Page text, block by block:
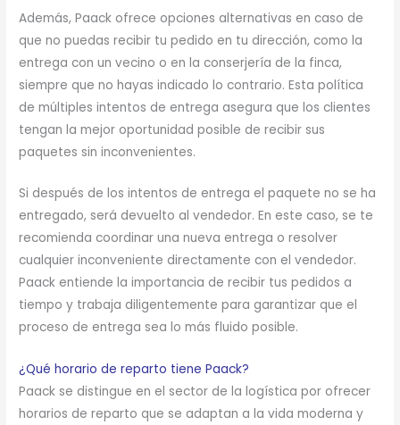
Además, Paack ofrece opciones alternativas en caso de
que no puedas recibir tu pedido en tu dirección, como la
entrega con un vecino o en la conserjería de la finca,
siempre que no hayas indicado lo contrario. Esta política
de múltiples intentos de entrega asegura que los clientes
tengan la mejor oportunidad posible de recibir sus
paquetes sin inconvenientes.
Si después de los intentos de entrega el paquete no se ha
entregado, será devuelto al vendedor. En este caso, se te
recomienda coordinar una nueva entrega o resolver
cualquier inconveniente directamente con el vendedor.
Paack entiende la importancia de recibir tus pedidos a
tiempo y trabaja diligentemente para garantizar que el
proceso de entrega sea lo más fluido posible.
¿Qué horario de reparto tiene Paack?
Paack se distingue en el sector de la logística por ofrecer
horarios de reparto que se adaptan a la vida moderna y